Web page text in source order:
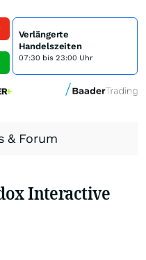
Verlängerte
Handelszeiten
07:30 bis 23:00 Uhr
& Forum
Interactive